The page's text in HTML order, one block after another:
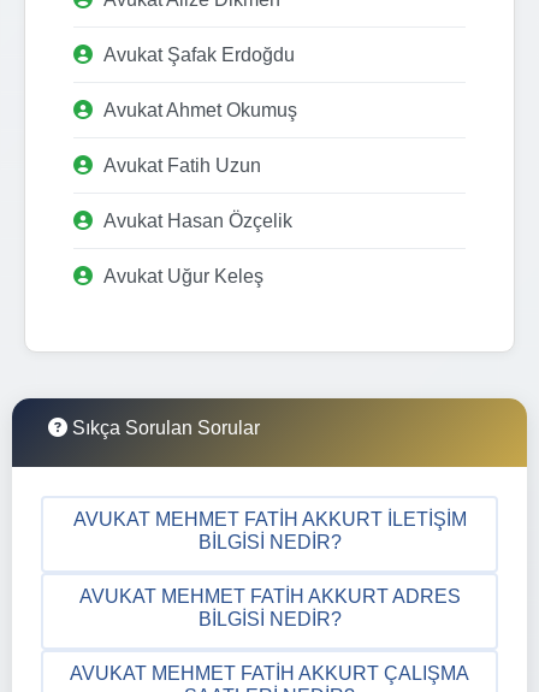
Avukat Şafak Erdoğdu
Avukat Ahmet Okumuş
Avukat Fatih Uzun
Avukat Hasan Özçelik
Avukat Uğur Keleş
Sıkça Sorulan Sorular
AVUKAT MEHMET FATIH AKKURT İLETIŞIM
BILGISI NEDIR?
AVUKAT MEHMET FATIH AKKURT ADRES
BILGISI NEDIR?
AVUKAT MEHMET FATIH AKKURT ÇALIŞMA